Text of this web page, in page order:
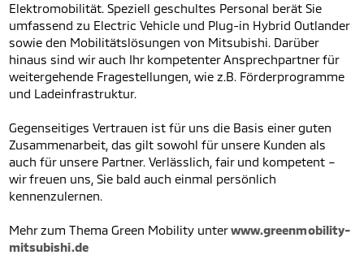
Elektromobilität. Speziell geschultes Personal berät Sie
umfassend zu Electric Vehicle und Plug-in Hybrid Outlander
sowie den Mobilitätslösungen von Mitsubishi. Darüber
hinaus sind wir auch Ihr kompetenter Ansprechpartner für
weitergehende Fragestellungen, wie z.B. Förderprogramme
und Ladeinfrastruktur.
Gegenseitiges Vertrauen ist für uns die Basis einer guten
Zusammenarbeit, das gilt sowohl für unsere Kunden als
auch für unsere Partner. Verlässlich, fair und kompetent –
wir freuen uns, Sie bald auch einmal persönlich
kennenzulernen.
Mehr zum Thema Green Mobility unterwww.greenmobility-
mitsubishi.de